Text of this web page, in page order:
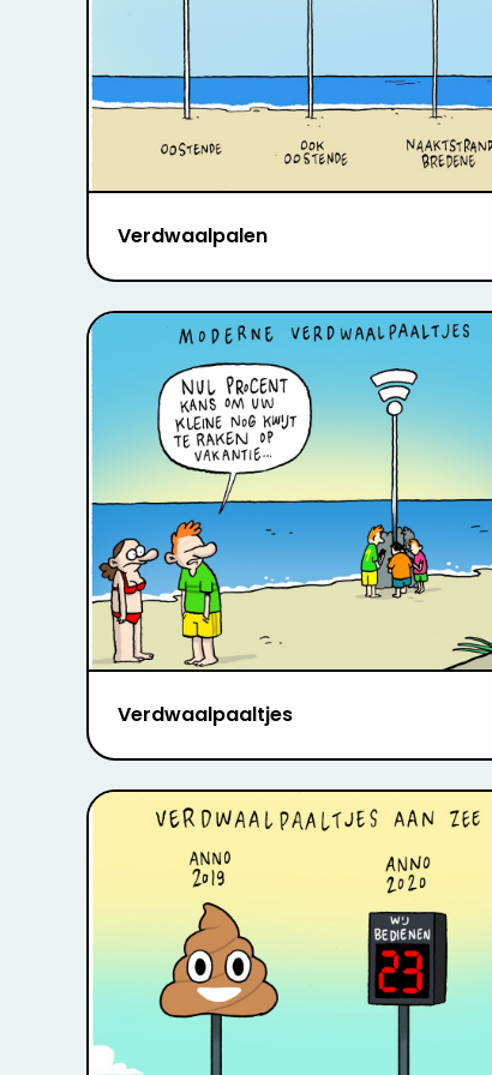
Verdwaalpalen
Verdwaalpaaltjes